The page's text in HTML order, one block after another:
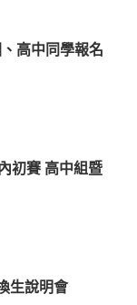
高中同學報名
初賽 高中組暨
生說明會